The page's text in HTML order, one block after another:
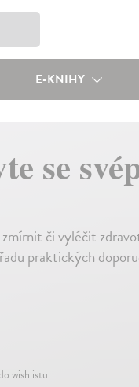
E-KNIHY
se
či vyléčit
praktických
wishlistu